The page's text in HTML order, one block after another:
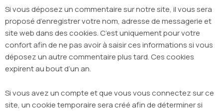
Si vous déposez un commentaire sur notre site, il vous sera
proposé d’enregistrer votre nom, adresse de messagerie et
site web dans des cookies. C’est uniquement pour votre
confort afin de ne pas avoir à saisir ces informations si vous
déposez un autre commentaire plus tard. Ces cookies
expirent au bout d’un an.
Si vous avez un compte et que vous vous connectez sur ce
site, un cookie temporaire sera créé afin de déterminer si